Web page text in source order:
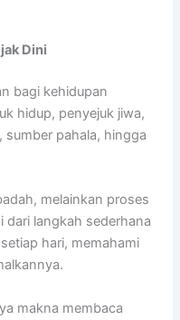
Dini
bagi kehidupan
hidup, penyejuk jiwa,
pahala, hingga
melainkan proses
dari langkah sederhana
hari, memahami
makna membaca